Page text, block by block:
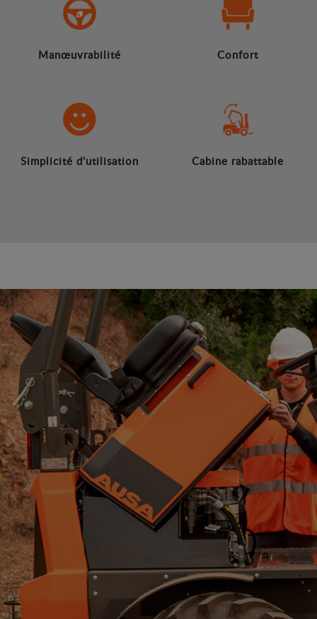
Manœuvrabilité Confort
Simplicité d'utilisation Cabine rabattable